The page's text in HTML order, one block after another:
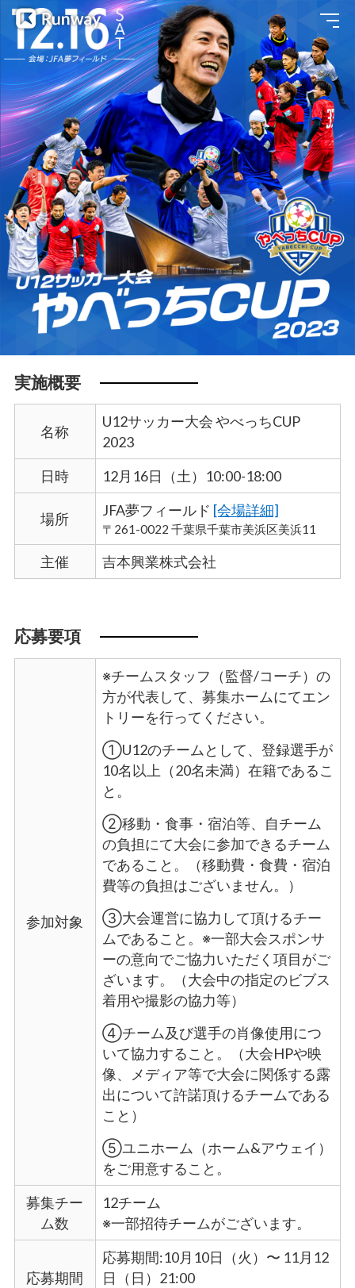
実施概要
名称
U12サッカー大会 やべっちCUP
2023
日時
12月16日（土）10:00-18:00
場所 JFA夢フィールド [会場詳細]
〒261-0022 千葉県千葉市美浜区美浜11
主催 吉本興業株式会社
応募要項
参加対象
※チームスタッフ（監督/コーチ）の
方が代表して、募集ホームにてエン
トリーを行ってください。
①U12のチームとして、登録選手が
10名以上（20名未満）在籍であるこ
と。
②移動・食事・宿泊等、自チーム
の負担にて大会に参加できるチーム
であること。（移動費・食費・宿泊
費等の負担はございません。）
③大会運営に協力して頂けるチー
ムであること。※一部大会スポンサ
ーの意向でご協力いただく項目がご
ざいます。（大会中の指定のビブス
着用や撮影の協力等）
④チーム及び選手の肖像使用につ
いて協力すること。（大会HPや映
像、メディア等で大会に関係する露
出について許諾頂けるチームである
こと）
⑤ユニホーム（ホーム&アウェイ）
をご用意すること。
募集チー
ム数
12チーム
※一部招待チームがございます。
応募期間
応募期間:10月10日（火）〜 11月12
日（日）21:00